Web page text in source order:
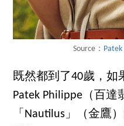
Source： Patek
既然都到了40歲，如
Patek Philippe（百
「Nautilus」（金鷹